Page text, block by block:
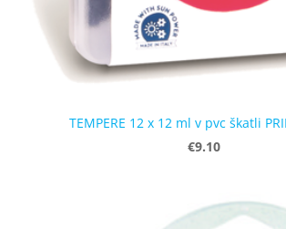
TEMPERE 12 x 12 ml v pvc škatli
€9.10